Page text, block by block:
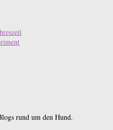
rund um den Hund.